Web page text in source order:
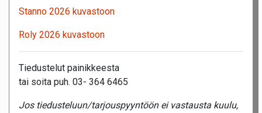
Stanno 2026 kuvastoon
Roly 2026 kuvastoon
Tiedustelut painikkeesta
tai soita puh. 03- 364 6465
Jos tiedusteluun/tarjouspyyntöön ei vastausta kuulu,